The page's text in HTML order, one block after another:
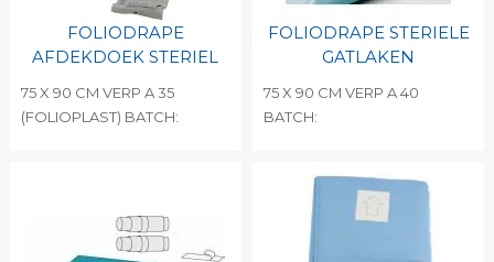
FOLIODRAPE
AFDEKDOEK STERIEL
75 X 90 CM VERP A 35
(FOLIOPLAST) BATCH:
FOLIODRAPE STERIELE
GATLAKEN
75 X 90 CM VERP A 40
BATCH: